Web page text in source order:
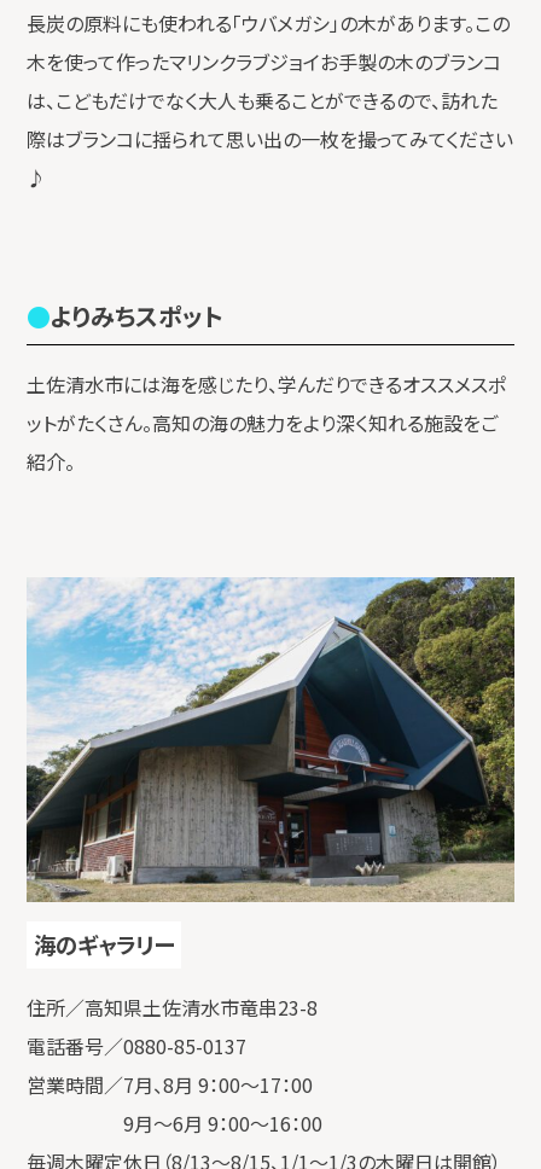
長炭の原料にも使われる「ウバメガシ」の木があります。この
木を使って作ったマリンクラブジョイお手製の木のブランコ
は、こどもだけでなく大人も乗ることができるので、訪れた
際はブランコに揺られて思い出の一枚を撮ってみてください
♪
よりみちスポット
土佐清水市には海を感じたり、学んだりできるオススメスポ
ットがたくさん。高知の海の魅力をより深く知れる施設をご
紹介。
海のギャラリー
住所／高知県土佐清水市竜串23-8
電話番号／0880-85-0137
営業時間／7月、8月 9：00～17：00
9月～6月 9：00～16：00
毎週木曜定休日（8/13～8/15、1/1～1/3の木曜日は開館）